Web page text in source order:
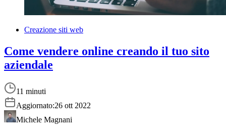
Creazione siti web
Come vendere online creando il tuo sito
aziendale
11 minuti
Aggiornato:26 ott 2022
Michele Magnani